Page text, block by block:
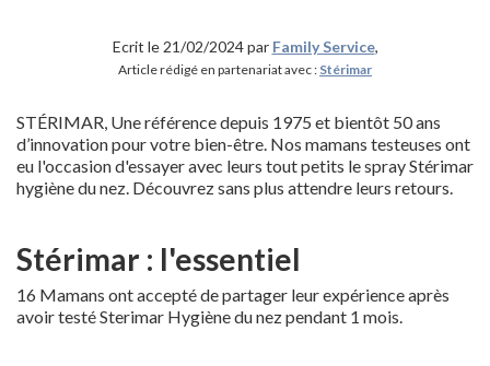
Ecrit le 21/02/2024 par Family Service,
Article rédigé en partenariat avec : Stérimar
STÉRIMAR, Une référence depuis 1975 et bientôt 50 ans
d’innovation pour votre bien-être. Nos mamans testeuses ont
eu l'occasion d'essayer avec leurs tout petits le spray Stérimar
hygiène du nez. Découvrez sans plus attendre leurs retours.
Stérimar : l'essentiel
16 Mamans ont accepté de partager leur expérience après
avoir testé Sterimar Hygiène du nez pendant 1 mois.